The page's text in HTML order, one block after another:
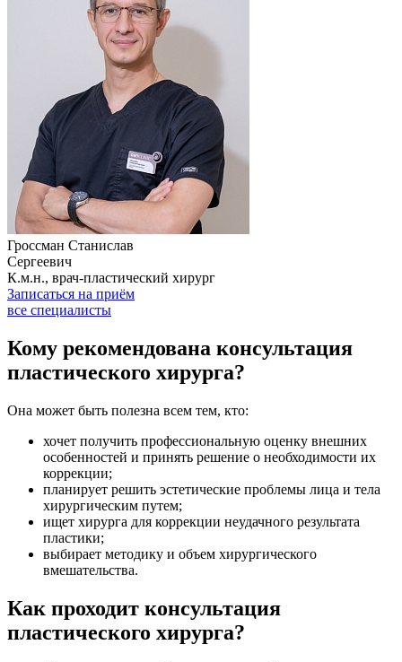
Гроссман Станислав
Сергеевич
К.м.н., врач-пластический хирург
Записаться на приём
все специалисты
Кому рекомендована консультация
пластического хирурга?
Она может быть полезна всем тем, кто:
хочет получить профессиональную оценку внешних
особенностей и принять решение о необходимости их
коррекции;
планирует решить эстетические проблемы лица и тела
хирургическим путем;
ищет хирурга для коррекции неудачного результата
пластики;
выбирает методику и объем хирургического
вмешательства.
Как проходит консультация
пластического хирурга?